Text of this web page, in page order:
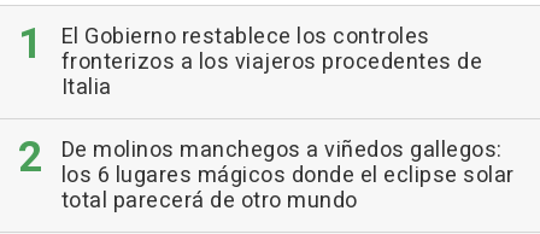
El Gobierno restablece los controles
fronterizos a los viajeros procedentes de
Italia
De molinos manchegos a viñedos gallegos:
los 6 lugares mágicos donde el eclipse solar
total parecerá de otro mundo